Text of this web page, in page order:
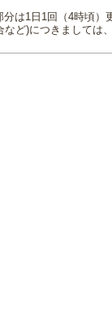
は1日1回（4時頃）
ど)につきましては